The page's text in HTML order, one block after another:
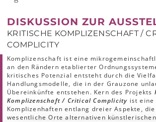
DISKUSSION ZUR
KRITISCHE KOMPLIZENSCHAFT /
COMPLICITY
Komplizenschaft ist eine
an den Rändern etablierter
kritisches Potenzial entsteht durch die
Handlungsmodelle, die in der Grauzone
Übereinkünfte entstehen. Kern des Projekts
Komplizenschaft / Critical Complicity ist eine
Komplizenhaften entlang dreier Aspekte,
wesentliche Orte alternativen